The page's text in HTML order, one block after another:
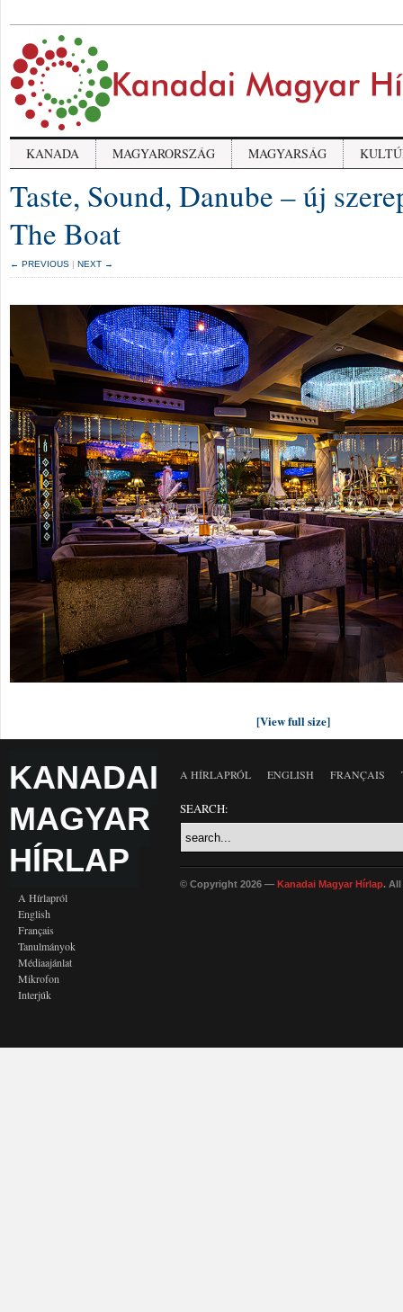
KANADA MAGYARORSZÁG MAGYARSÁG
Taste, Sound, Danube – új
The Boat
← PREVIOUS | NEXT →
[View full size]
KANADAI
MAGYAR
HÍRLAP
A Hírlapról
English
Français
Tanulmányok
Médiaajánlat
Mikrofon
Interjúk
A HÍRLAPRÓL ENGLISH FRANÇAIS
SEARCH:
© Copyright 2026 — Kanadai Magyar Hírlap. All